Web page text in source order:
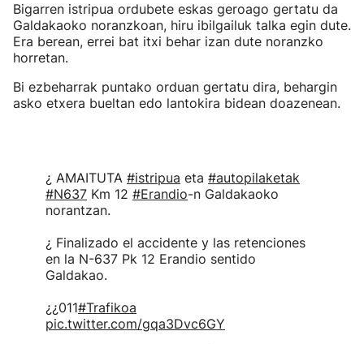
Bigarren istripua ordubete eskas geroago gertatu da
Galdakaoko noranzkoan, hiru ibilgailuk talka egin dute.
Era berean, errei bat itxi behar izan dute noranzko
horretan.
Bi ezbeharrak puntako orduan gertatu dira, behargin
asko etxera bueltan edo lantokira bidean doazenean.
¿ AMAITUTA #istripua eta #autopilaketak
#N637 Km 12 #Erandio-n Galdakaoko
norantzan.
¿ Finalizado el accidente y las retenciones
en la N-637 Pk 12 Erandio sentido
Galdakao.
¿¿011#Trafikoa
pic.twitter.com/gqa3Dvc6GY